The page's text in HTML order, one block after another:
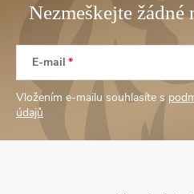
Z
p
E-mail
Vložením e-mailu souhlasíte s
údajů